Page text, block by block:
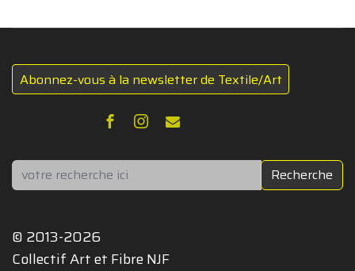
Abonnez-vous à la newsletter de Textile/Art
Rechercher Recherche
© 2013-2026
Collectif Art et Fibre NJF